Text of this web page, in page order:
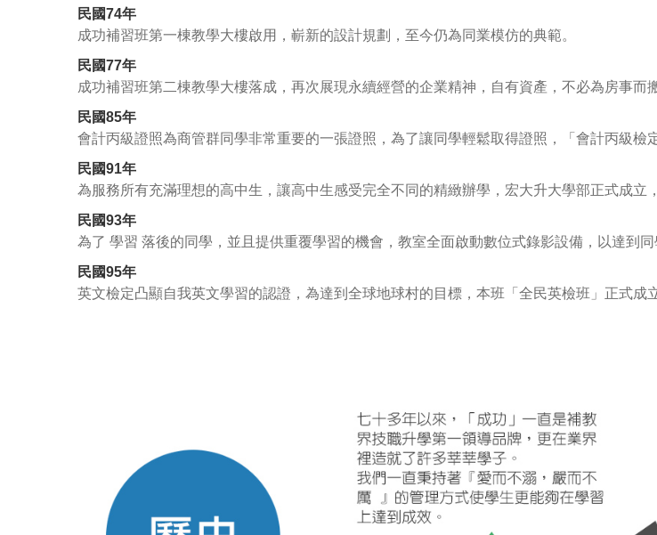
民國74年
成功補習班第一棟教學大樓啟用，嶄新的設計規劃，至今仍為同業模仿的典範。
民國77年
成功補習班第二棟教學大樓落成，再次展現永續經營的企業精神，自有資產，不必為房事而
民國85年
會計丙級證照為商管群同學非常重要的一張證照，為了讓同學輕鬆取得證照，「會計丙級檢
民國91年
為服務所有充滿理想的高中生，讓高中生感受完全不同的精緻辦學，宏大升大學部正式成立
民國93年
為了 學習 落後的同學，並且提供重覆學習的機會，教室全面啟動數位式錄影設備，以達到同
民國95年
英文檢定凸顯自我英文學習的認證，為達到全球地球村的目標，本班「全民英檢班」正式成立